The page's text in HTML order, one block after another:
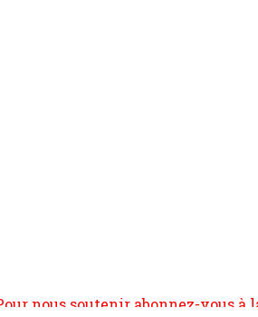
et si vous le pouvez faîtes des liens